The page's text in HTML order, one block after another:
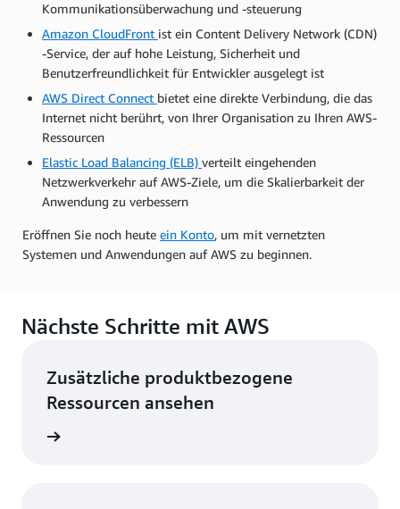
Kommunikationsüberwachung und -steuerung
Amazon CloudFront ist ein Content Delivery Network (CDN)
-Service, der auf hohe Leistung, Sicherheit und
Benutzerfreundlichkeit für Entwickler ausgelegt ist
AWS Direct Connect bietet eine direkte Verbindung, die das
Internet nicht berührt, von Ihrer Organisation zu Ihren AWS-
Ressourcen
Elastic Load Balancing (ELB) verteilt eingehenden
Netzwerkverkehr auf AWS-Ziele, um die Skalierbarkeit der
Anwendung zu verbessern
Eröffnen Sie noch heute ein Konto, um mit vernetzten
Systemen und Anwendungen auf AWS zu beginnen.
Nächste Schritte mit AWS
Zusätzliche produktbezogene
Ressourcen ansehen